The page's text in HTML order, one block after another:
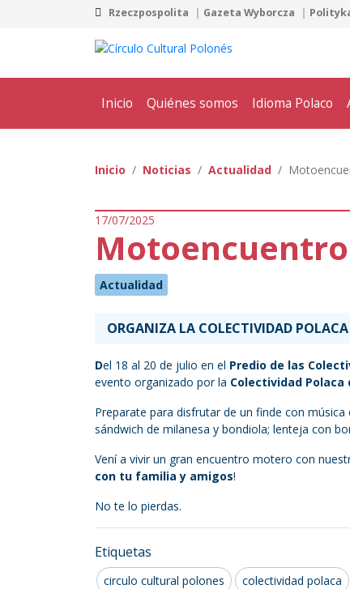
Rzeczpospolita Gazeta Wyborcza
Inicio Quiénes somos Idioma Polaco
Inicio Noticias Actualidad
17/07/2025
Motoencuentro
Actualidad
ORGANIZA LA COLECTIVIDAD
Del 18 al 20 de julio en el Predio de las
evento organizado por la Colectividad Polaca
Preparate para disfrutar de un finde con
sándwich de milanesa y bondiola; lenteja con
Vení a vivir un gran encuentro motero con
con tu familia y amigos!
No te lo pierdas.
Etiquetas
circulo cultural polones colectividad polaca